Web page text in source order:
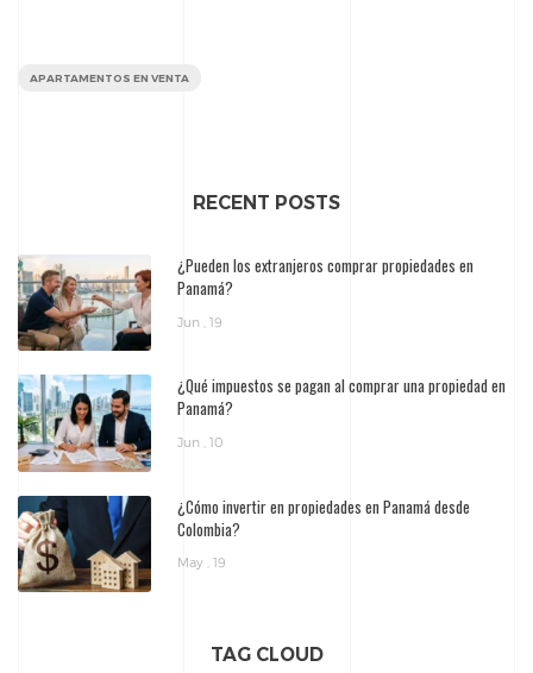
APARTAMENTOS EN VENTA
RECENT POSTS
¿Pueden los extranjeros comprar propiedades en
Panamá?
Jun , 19
¿Qué impuestos se pagan al comprar una propiedad en
Panamá?
Jun , 10
¿Cómo invertir en propiedades en Panamá desde
Colombia?
May , 19
TAG CLOUD